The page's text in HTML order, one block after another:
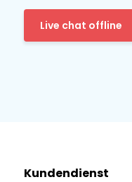
Live chat offline
Kundendienst